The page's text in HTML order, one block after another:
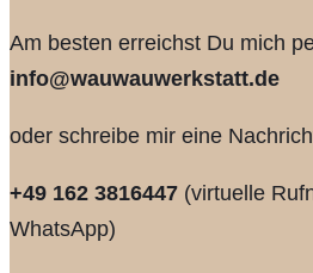
Am besten erreichst Du mich
info@wauwauwerkstatt.de
oder schreibe mir eine
+49 162 3816447 (virtuelle
WhatsApp)